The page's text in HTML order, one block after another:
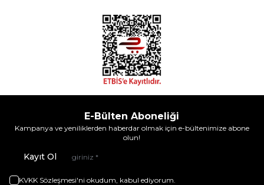
E-Bülten Aboneliği
Kampanya ve yeniliklerden haberdar olmak için e-bültenimize abone
olun!
Kayıt Ol
KVKK Sözleşmesi'ni okudum, kabul ediyorum.